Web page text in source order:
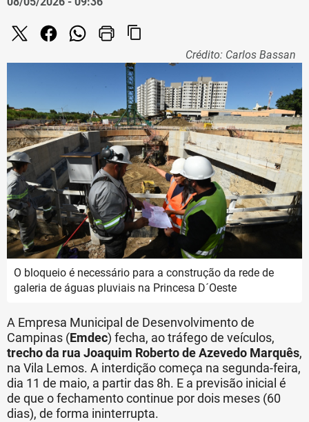
content_copy
Crédito: Carlos Bassan
O bloqueio é necessário para a construção da rede de
galeria de águas pluviais na Princesa D´Oeste
A Empresa Municipal de Desenvolvimento de
Campinas (Emdec) fecha, ao tráfego de veículos,
trecho da rua Joaquim Roberto de Azevedo Marquês,
na Vila Lemos. A interdição começa na segunda-feira,
dia 11 de maio, a partir das 8h. E a previsão inicial é
de que o fechamento continue por dois meses (60
dias), de forma ininterrupta.